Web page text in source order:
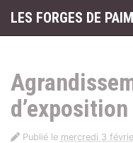
LES FORGES DE
Publié le mercredi 3
Panneau de gestion des